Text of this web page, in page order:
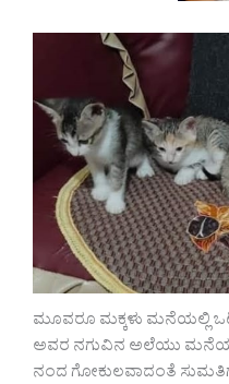
ಮೂವರೂ ಮಕ್ಕಳು ಮನೆಯಲ್ಲಿ
ಅವರ ನಗುವಿನ ಅಲೆಯು
ನಂದ ಗೋಕುಲವಾದಂತೆ